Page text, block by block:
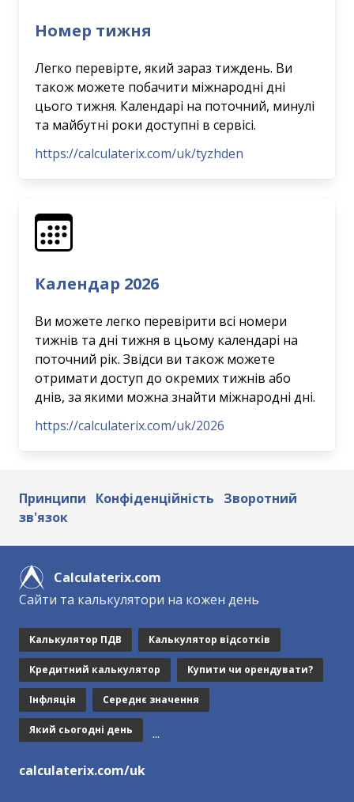
Номер тижня
Легко перевірте, який зараз тиждень. Ви
також можете побачити міжнародні дні
цього тижня. Календарі на поточний, минулі
та майбутні роки доступні в сервісі.
https://calculaterix.com/uk/tyzhden
Календар 2026
Ви можете легко перевірити всі номери
тижнів та дні тижня в цьому календарі на
поточний рік. Звідси ви також можете
отримати доступ до окремих тижнів або
днів, за якими можна знайти міжнародні дні.
https://calculaterix.com/uk/2026
Принципи Конфіденційність
Зворотний
зв'язок
Calculaterix.com
Сайти та калькулятори на кожен день
Калькулятор ПДВ Калькулятор відсотків
Кредитний калькулятор Купити чи орендувати?
Інфляція Середнє значення
Який сьогодні день ...
calculaterix.com/uk